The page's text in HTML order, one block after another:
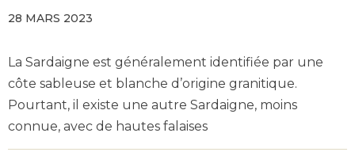
28 MARS 2023
La Sardaigne est généralement identifiée par une
côte sableuse et blanche d’origine granitique.
Pourtant, il existe une autre Sardaigne, moins
connue, avec de hautes falaises